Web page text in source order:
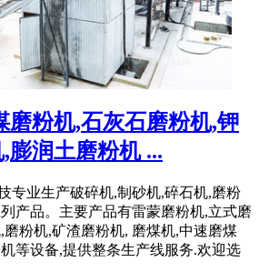
磨粉机,石灰石磨粉机,钾
膨润土磨粉机 ...
专业生产破碎机,制砂机,碎石机,磨粉
产品。主要产品有雷蒙磨粉机,立式磨
粉机,矿渣磨粉机, 磨煤机,中速磨煤
等设备,提供整条生产线服务.欢迎选